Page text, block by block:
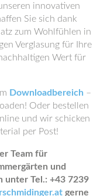
innovativen
Sie sich dank
zum Wohlfühlen in
Verglasung für Ihre
Wert für
Downloadbereich –
Oder bestellen
und wir schicken
per Post!
Team für
und
Tel.: +43 7239
gerne